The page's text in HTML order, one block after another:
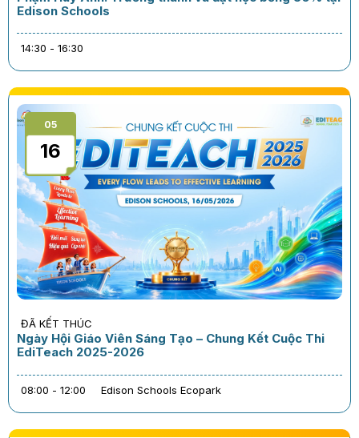
Edison Schools
14:30 - 16:30
05
16
ĐÃ KẾT THÚC
Ngày Hội Giáo Viên Sáng Tạo – Chung Kết Cuộc Thi
EdiTeach 2025-2026
08:00 - 12:00 Edison Schools Ecopark